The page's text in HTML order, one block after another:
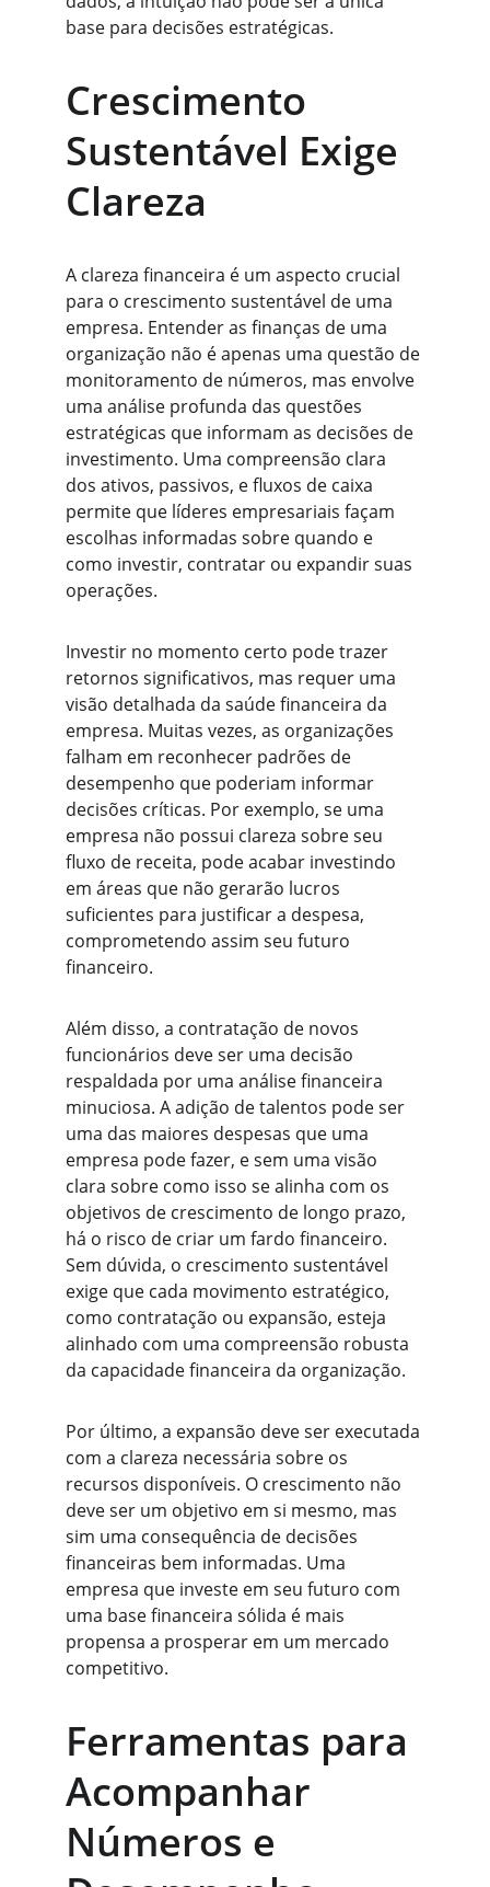
base para decisões estratégicas.
Crescimento
Sustentável Exige
Clareza
A clareza financeira é um aspecto crucial
para o crescimento sustentável de uma
empresa. Entender as finanças de uma
organização não é apenas uma questão de
monitoramento de números, mas envolve
uma análise profunda das questões
estratégicas que informam as decisões de
investimento. Uma compreensão clara
dos ativos, passivos, e fluxos de caixa
permite que líderes empresariais façam
escolhas informadas sobre quando e
como investir, contratar ou expandir suas
operações.
Investir no momento certo pode trazer
retornos significativos, mas requer uma
visão detalhada da saúde financeira da
empresa. Muitas vezes, as organizações
falham em reconhecer padrões de
desempenho que poderiam informar
decisões críticas. Por exemplo, se uma
empresa não possui clareza sobre seu
fluxo de receita, pode acabar investindo
em áreas que não gerarão lucros
suficientes para justificar a despesa,
comprometendo assim seu futuro
financeiro.
Além disso, a contratação de novos
funcionários deve ser uma decisão
respaldada por uma análise financeira
minuciosa. A adição de talentos pode ser
uma das maiores despesas que uma
empresa pode fazer, e sem uma visão
clara sobre como isso se alinha com os
objetivos de crescimento de longo prazo,
há o risco de criar um fardo financeiro.
Sem dúvida, o crescimento sustentável
exige que cada movimento estratégico,
como contratação ou expansão, esteja
alinhado com uma compreensão robusta
da capacidade financeira da organização.
Por último, a expansão deve ser executada
com a clareza necessária sobre os
recursos disponíveis. O crescimento não
deve ser um objetivo em si mesmo, mas
sim uma consequência de decisões
financeiras bem informadas. Uma
empresa que investe em seu futuro com
uma base financeira sólida é mais
propensa a prosperar em um mercado
competitivo.
Ferramentas para
Acompanhar
Números e